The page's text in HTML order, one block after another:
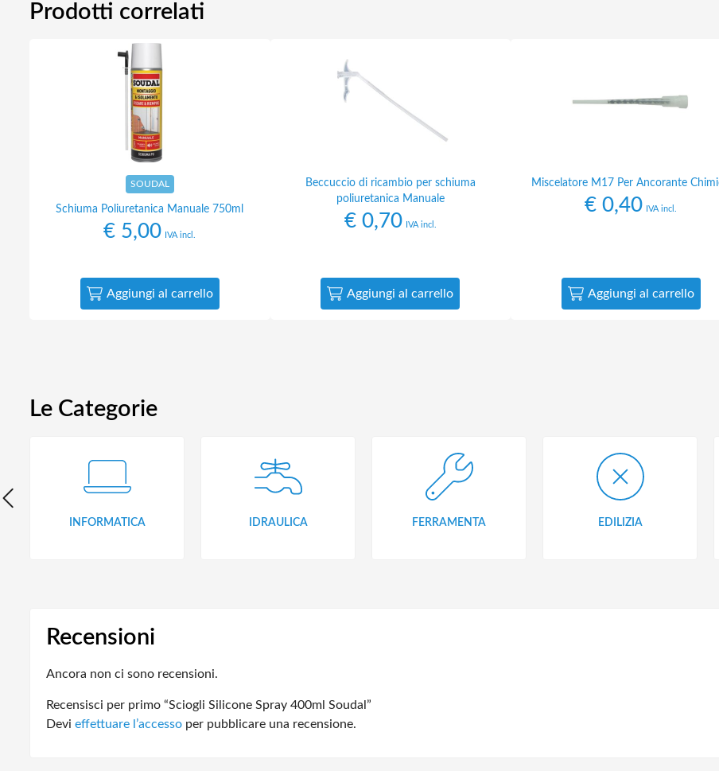
Prodotti correlati
SOUDAL
Schiuma Poliuretanica Manuale 750ml
€ 5,00 IVA incl.
Aggiungi al carrello
Beccuccio di ricambio per schiuma
poliuretanica Manuale
€0,70 IVA incl.
Aggiungi al carrello
Miscelatore M17 Per Ancorante
€ 0,40 IVA incl.
Aggiungi al carrello
Le Categorie
INFORMATICA IDRAULICA FERRAMENTA EDILIZIA
Recensioni
Ancora non ci sono recensioni.
Recensisci per primo “Sciogli Silicone Spray 400ml Soudal”
Devi effettuare l’accesso per pubblicare una recensione.